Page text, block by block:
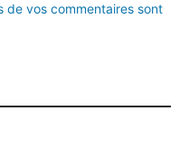
de vos commentaires sont